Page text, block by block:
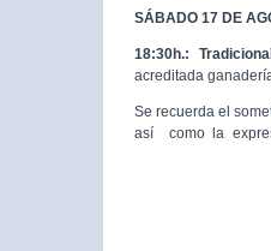
SÁBADO 17 DE
18:30h.:
acreditada
Se recuerda el
así como la